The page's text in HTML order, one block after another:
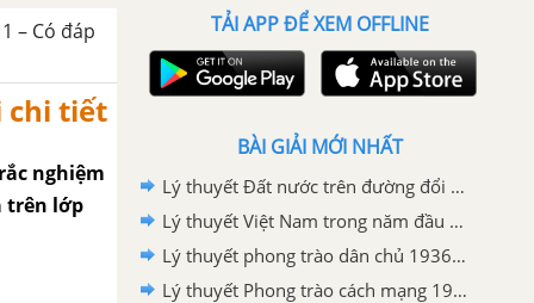
– Có đáp
chi tiết
nghiệm
trên lớp
TẢI APP ĐỂ XEM OFFLINE
BÀI GIẢI MỚI NHẤT
Lý thuyết Đất nước trên đường đổi mới đi lên chủ nghĩa xã hội (1986-2000)
Lý thuyết Việt Nam trong năm đầu sau thắng lợi của cuộc kháng chiến chống Mĩ, cứu nước năm 1975
Lý thuyết phong trào dân chủ 1936-1939
Lý thuyết Phong trào cách mạng 1930-1935